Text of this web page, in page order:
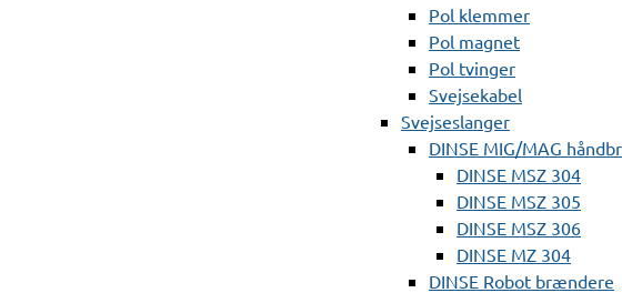
Pol klemmer
Pol magnet
Pol tvinger
Svejsekabel
Svejseslanger
DINSE MIG/MAG
DINSE MSZ 304
DINSE MSZ 305
DINSE MSZ 306
DINSE MZ 304
DINSE Robot brændere